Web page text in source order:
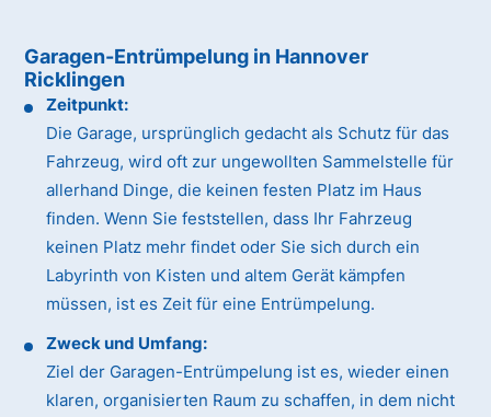
Garagen-Entrümpelung in Hannover
Ricklingen
Zeitpunkt:
Die Garage, ursprünglich gedacht als Schutz für das
Fahrzeug, wird oft zur ungewollten Sammelstelle für
allerhand Dinge, die keinen festen Platz im Haus
finden. Wenn Sie feststellen, dass Ihr Fahrzeug
keinen Platz mehr findet oder Sie sich durch ein
Labyrinth von Kisten und altem Gerät kämpfen
müssen, ist es Zeit für eine Entrümpelung.
Zweck und Umfang:
Ziel der Garagen-Entrümpelung ist es, wieder einen
klaren, organisierten Raum zu schaffen, in dem nicht